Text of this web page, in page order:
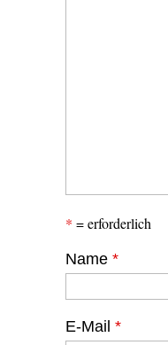
* = erforderlich
Name *
E-Mail *